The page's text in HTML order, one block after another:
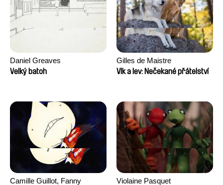
Daniel Greaves
Velký batoh
Gilles de Maistre
Vlk a lev: Nečekané přátelství
Camille Guillot, Fanny
Violaine Pasquet